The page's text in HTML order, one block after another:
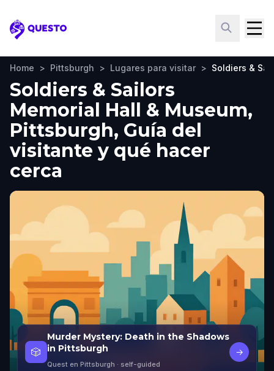
Questo
Home > Pittsburgh > Lugares para visitar > Soldiers &
Soldiers & Sailors
Memorial Hall & Museum,
Pittsburgh, Guía del
visitante y qué hacer
cerca
🎲
Murder Mystery: Death in the Shadows
in Pittsburgh
Quest en Pittsburgh · self-guided
→